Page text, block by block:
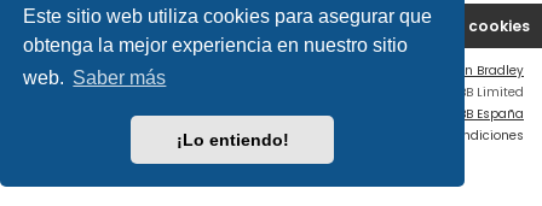
Este sitio web utiliza cookies para asegurar que
obtenga la mejor experiencia en nuestro sitio
web. Saber más
¡Lo entiendo!
Portal Índice general Borrar cookies
Contáctenos
Ian Bradley
Desarrollado por
® Forum Software © phpBB Limited
Traducción al español por
phpBB España
Condiciones